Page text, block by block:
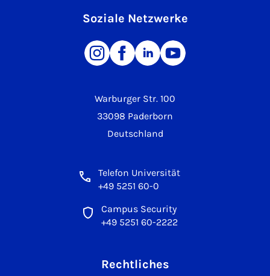
Warburger Str. 100
33098 Paderborn
Deutschland
Telefon Universität
+49 5251 60-0
Campus Security
+49 5251 60-2222
Soziale Netzwerke
Rechtliches